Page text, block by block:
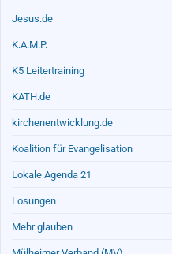
Jesus.de
K.A.M.P.
K5 Leitertraining
KATH.de
kirchenentwicklung.de
Koalition für Evangelisation
Lokale Agenda 21
Losungen
Mehr glauben